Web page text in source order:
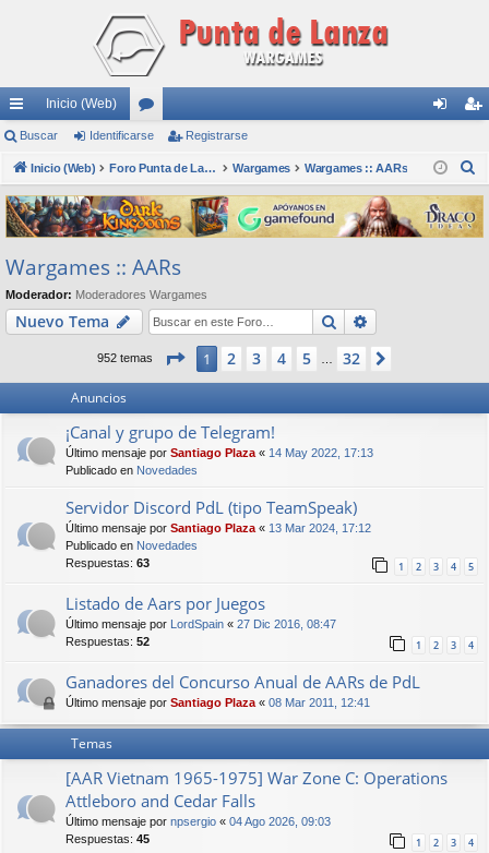
nl
ac
es
rá
pi
do
s
Inicio (Web)
or
os nti
fic
ar
ist
ra
rs
Buscar Identificarse Registrarse
Inicio (Web) Foro Punta de Lanza Wargames Wargames Wargames :: AARs
s
c
Wargames :: AARs
Moderador: Moderadores Wargames
Nuevo Tema Buscar
952 temas Página de 32
1 2 3 4 5 32
Anuncios
¡Canal y grupo de Telegram!
Último mensaje por Santiago Plaza « 14 May 2022, 17:13
Publicado en Novedades
Servidor Discord PdL (tipo TeamSpeak)
Último mensaje por Santiago Plaza « 13 Mar 2024, 17:12
Publicado en Novedades
Respuestas: 63 1 2 3 4 5
Listado de Aars por Juegos
Último mensaje por LordSpain « 27 Dic 2016, 08:47
Respuestas: 52 1 2 3 4
Ganadores del Concurso Anual de AARs de PdL
Último mensaje por Santiago Plaza « 08 Mar 2011, 12:41
Temas
[AAR Vietnam 1965-1975] War Zone C: Operations
Attleboro and Cedar Falls
Último mensaje por npsergio « 04 Ago 2026, 09:03
Respuestas: 45 1 2 3 4